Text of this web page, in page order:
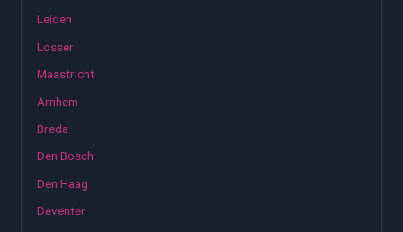
Leiden
Losser
Maastricht
Arnhem
Breda
Den Bosch
Den Haag
Deventer